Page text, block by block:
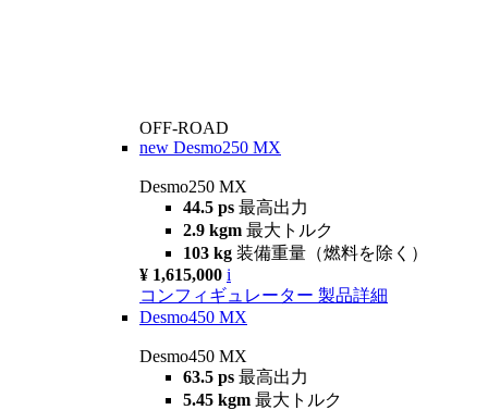
OFF-ROAD
new Desmo250 MX
Desmo250 MX
44.5 ps 最高出力
2.9 kgm 最大トルク
103 kg 装備重量（燃料を除く）
¥ 1,615,000 i
コンフィギュレーター 製品詳細
Desmo450 MX
Desmo450 MX
63.5 ps 最高出力
5.45 kgm 最大トルク